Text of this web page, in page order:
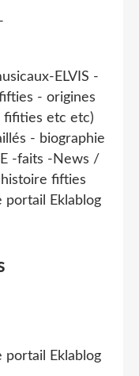
ELVIS -
- origines
fifities etc etc)
- biographie
-faits -News /
fifties
portail Eklablog
portail Eklablog